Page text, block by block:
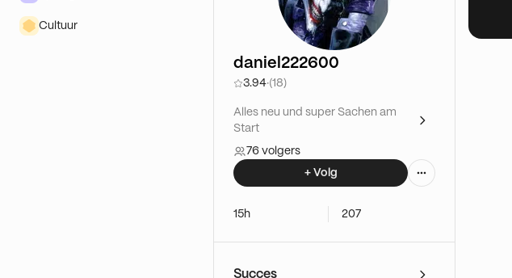
Cultuur
daniel222600
3.94·(18)
Alles neu und super Sachen am
Start
76 volgers
+ Volg
15h 207
Succes